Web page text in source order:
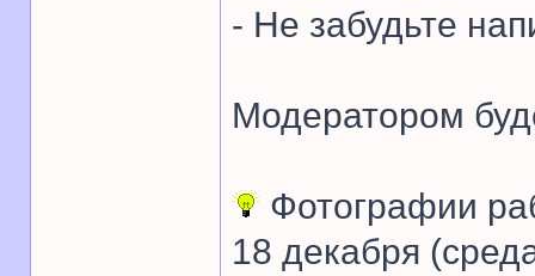
- Не забудьте
Модератором
Фотографии
18 декабря